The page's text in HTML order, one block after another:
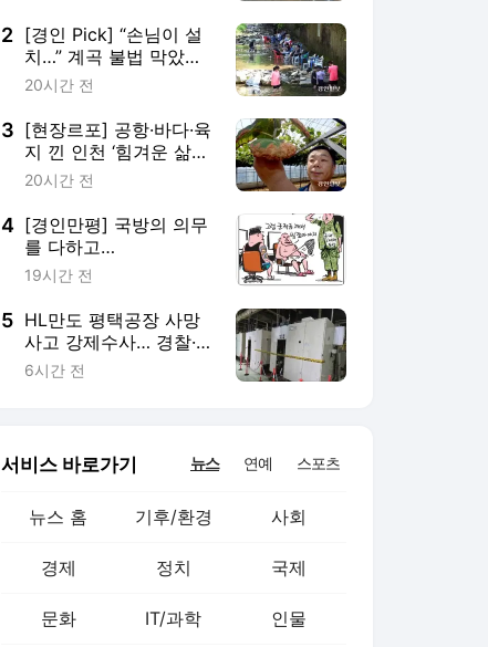
2 [경인 Pick] “손님이 설
치…” 계곡 불법 막았더
니 꼼수 판친다
20시간 전
3 [현장르포] 공항·바다·육
지 낀 인천 ‘힘겨운 삶의
현장’
20시간 전
4 [경인만평] 국방의 의무
를 다하고…
19시간 전
5 HL만도 평택공장 사망
사고 강제수사… 경찰·노
동부 합동 압수수색
6시간 전
서비스 바로가기 뉴스 연예 스포츠
뉴스 홈 기후/환경 사회
경제 정치 국제
문화 IT/과학 인물